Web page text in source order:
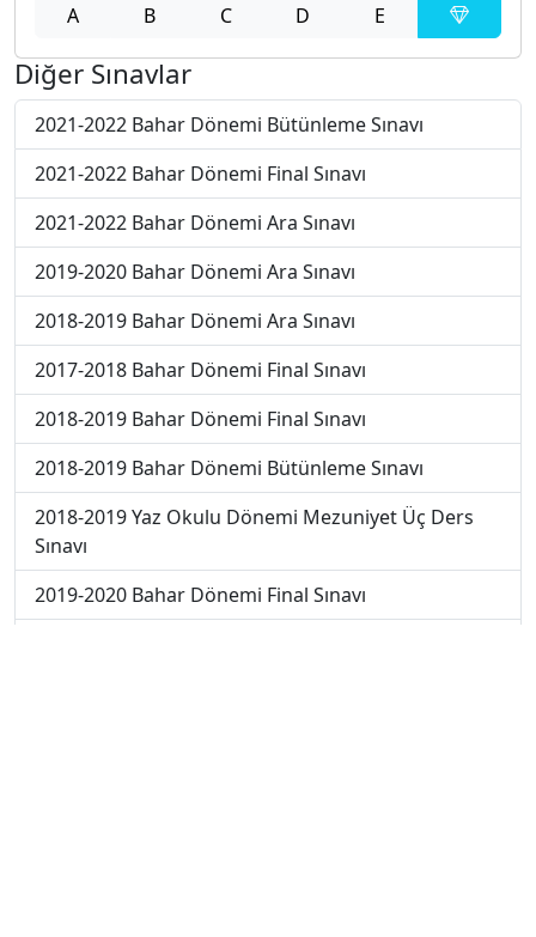
A B C D E
Diğer Sınavlar
2021-2022 Bahar Dönemi Bütünleme Sınavı
2021-2022 Bahar Dönemi Final Sınavı
2021-2022 Bahar Dönemi Ara Sınavı
2019-2020 Bahar Dönemi Ara Sınavı
2018-2019 Bahar Dönemi Ara Sınavı
2017-2018 Bahar Dönemi Final Sınavı
2018-2019 Bahar Dönemi Final Sınavı
2018-2019 Bahar Dönemi Bütünleme Sınavı
2018-2019 Yaz Okulu Dönemi Mezuniyet Üç Ders
Sınavı
2019-2020 Bahar Dönemi Final Sınavı